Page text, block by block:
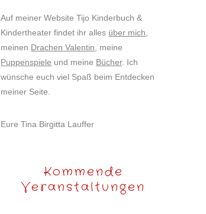
Auf meiner Website Tijo Kinderbuch &
Kindertheater findet ihr alles über mich
meinen Drachen Valentin , meine
Puppenspiele und meine Bücher. Ich
wünsche euch viel Spaß beim Entdecken
meiner Seite.
Eure Tina Birgitta Lauffer
Kommende
Veranstaltungen